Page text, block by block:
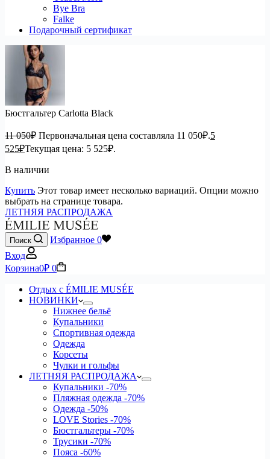
Bye Bra
Falke
Подарочный сертификат
Бюстгальтер Carlotta Black
11 050₽ Первоначальная цена составляла 11 050₽.5
525₽Текущая цена: 5 525₽.
В наличии
Купить Этот товар имеет несколько вариаций. Опции можно
выбрать на странице товара.
ЛЕТНЯЯ РАСПРОДАЖА
Поиск Избранное 0
Вход
Корзина0₽ 0
Отдых с ÉMILIE MUSÉE
НОВИНКИ
Нижнее бельё
Купальники
Спортивная одежда
Одежда
Корсеты
Чулки и гольфы
ЛЕТНЯЯ РАСПРОДАЖА
Купальники -70%
Пляжная одежда -70%
Одежда -50%
LOVE Stories -70%
Бюстгальтеры -70%
Трусики -70%
Пояса -60%